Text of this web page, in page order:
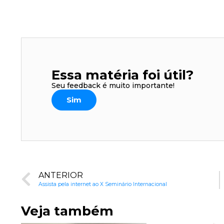
Essa matéria foi útil?
Seu feedback é muito importante!
Sim
ANTERIOR
Assista pela internet ao X Seminário Internacional
Veja também